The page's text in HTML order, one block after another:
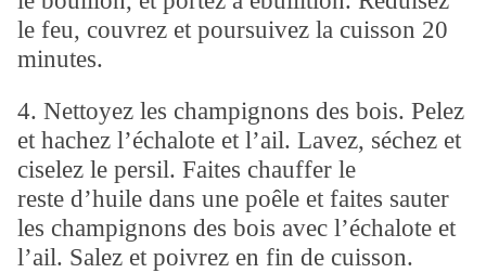
le feu, couvrez et poursuivez la cuisson 20
minutes.
4. Nettoyez les champignons des bois. Pelez
et hachez l’échalote et l’ail. Lavez, séchez et
ciselez le persil. Faites chauffer le
reste d’huile dans une poêle et faites sauter
les champignons des bois avec l’échalote et
l’ail. Salez et poivrez en fin de cuisson.